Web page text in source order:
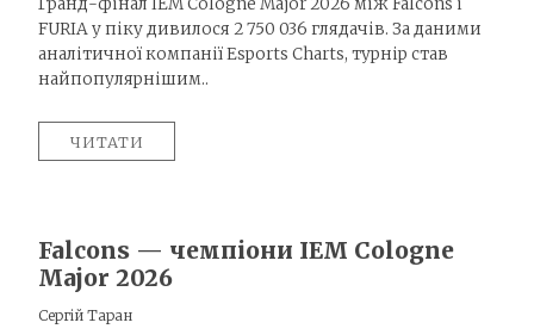
FURIA у піку дивилося 2 750 036 глядачів. За даними
аналітичної компанії Esports Charts, турнір став
найпопулярнішим..
ЧИТАТИ
Falcons — чемпіони IEM Cologne
Major 2026
Сергій Таран